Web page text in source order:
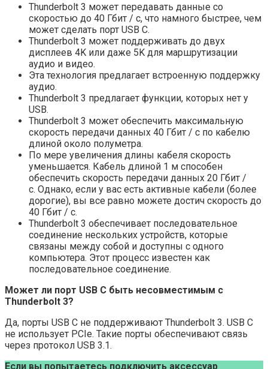
Thunderbolt 3 может передавать данные со
скоростью до 40 Гбит / с, что намного быстрее, чем
может сделать порт USB C.
Thunderbolt 3 может поддерживать до двух
дисплеев 4K или даже 5K для маршрутизации
аудио и видео.
Эта технология предлагает встроенную поддержку
аудио.
Thunderbolt 3 предлагает функции, которых нет у
USB.
Thunderbolt 3 может обеспечить максимальную
скорость передачи данных 40 Гбит / с по кабелю
длиной около полуметра.
По мере увеличения длины кабеля скорость
уменьшается. Кабель длиной 1 м способен
обеспечить скорость передачи данных 20 Гбит /
с. Однако, если у вас есть активные кабели (более
дорогие), вы все равно можете достич скорость до
40 Гбит / с.
Thunderbolt 3 обеспечивает последовательное
соединение нескольких устройств, которые
связаны между собой и доступны с одного
компьютера. Этот процесс известен как
последовательное соединение.
Может ли порт USB C быть несовместимым с
Thunderbolt 3?
Да, порты USB C не поддерживают Thunderbolt 3. USB C
не использует PCIe. Такие порты обеспечивают связь
через протокол USB 3.1.
Если вы попытаетесь подключить аксессуар